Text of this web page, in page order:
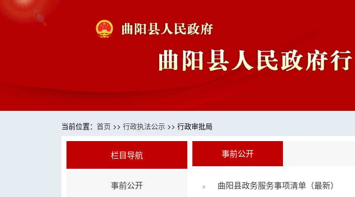
当前位置： 首页 >> 行政执法公示 >> 行政审批局
栏目导航
事前公开
事前公开
曲阳县政务服务事项清单（最新）